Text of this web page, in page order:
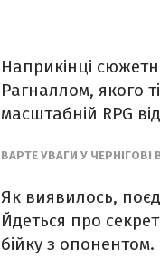
Наприкінці
Рагналлом, якого
масштабній RPG
ВАРТЕ УВАГИ У ЧЕРНІГОВІ
Як виявилось,
Йдеться про
бійку з опонентом.